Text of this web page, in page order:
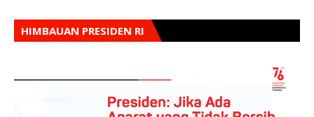
HIMBAUAN PRESIDEN RI